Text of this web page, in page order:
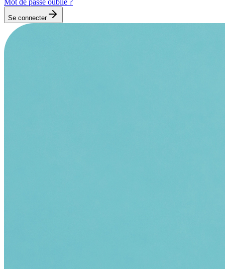
Se connecter